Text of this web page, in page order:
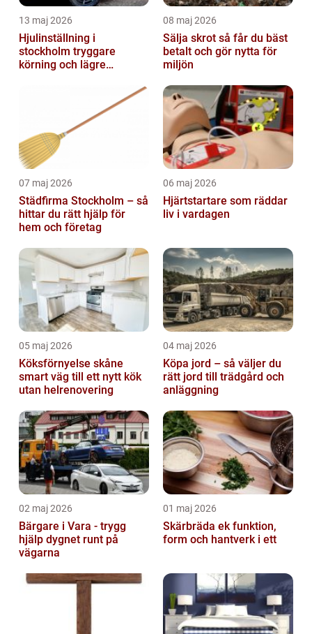
13 maj 2026
Hjulinställning i
stockholm tryggare
körning och lägre
08 maj 2026
Sälja skrot så får du bäst
betalt och gör nytta för
miljön
07 maj 2026
Städfirma Stockholm – så
hittar du rätt hjälp för
hem och företag
06 maj 2026
Hjärtstartare som räddar
liv i vardagen
05 maj 2026
Köksförnyelse skåne
smart väg till ett nytt kök
utan helrenovering
04 maj 2026
Köpa jord – så väljer du
rätt jord till trädgård och
anläggning
02 maj 2026
Bärgare i Vara - trygg
hjälp dygnet runt på
vägarna
01 maj 2026
Skärbräda ek funktion,
form och hantverk i ett